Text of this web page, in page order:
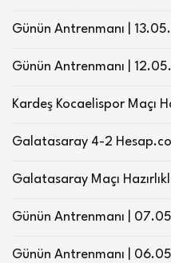
Günün Antrenmanı |
Günün Antrenmanı |
Kardeş Kocaelispor Maçı
Galatasaray 4-2
Galatasaray Maçı
Günün Antrenmanı |
Günün Antrenmanı |